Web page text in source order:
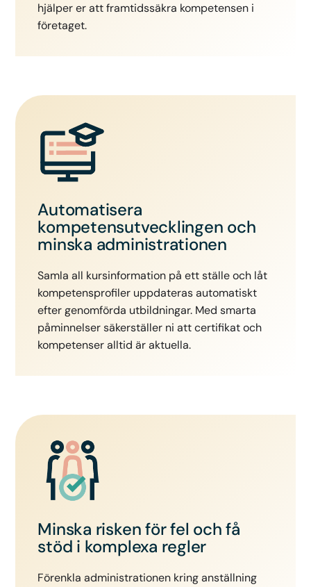
hjälper er att framtidssäkra kompetensen i
företaget.
Automatisera
kompetensutvecklingen och
minska administrationen
Samla all kursinformation på ett ställe och låt
kompetensprofiler uppdateras automatiskt
efter genomförda utbildningar. Med smarta
påminnelser säkerställer ni att certifikat och
kompetenser alltid är aktuella.
Minska risken för fel och få
stöd i komplexa regler
Förenkla administrationen kring anställning